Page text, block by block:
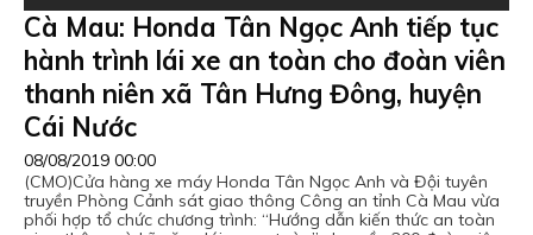
Cà Mau: Honda Tân Ngọc Anh tiếp tục
hành trình lái xe an toàn cho đoàn viên
thanh niên xã Tân Hưng Đông, huyện
Cái Nước
08/08/2019 00:00
(CMO)Cửa hàng xe máy Honda Tân Ngọc Anh và Đội tuyên
truyền Phòng Cảnh sát giao thông Công an tỉnh Cà Mau vừa
phối hợp tổ chức chương trình: “Hướng dẫn kiến thức an toàn